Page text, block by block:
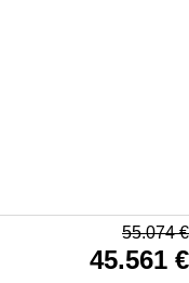
55.074€
45.561 €